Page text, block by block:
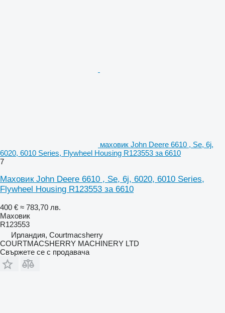
маховик John Deere 6610 , Se, 6j,
6020, 6010 Series, Flywheel Housing R123553 за 6610
7
Маховик John Deere 6610 , Se, 6j, 6020, 6010 Series,
Flywheel Housing R123553 за 6610
400 € ≈ 783,70 лв.
Маховик
R123553
Ирландия, Courtmacsherry
COURTMACSHERRY MACHINERY LTD
Свържете се с продавача